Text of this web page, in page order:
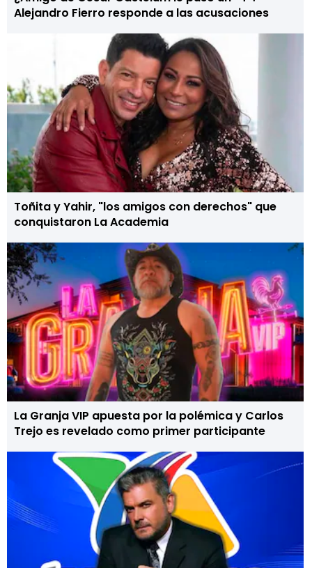
Alejandro Fierro responde a las acusaciones
Toñita y Yahir, "los amigos con derechos" que
conquistaron La Academia
La Granja VIP apuesta por la polémica y Carlos
Trejo es revelado como primer participante